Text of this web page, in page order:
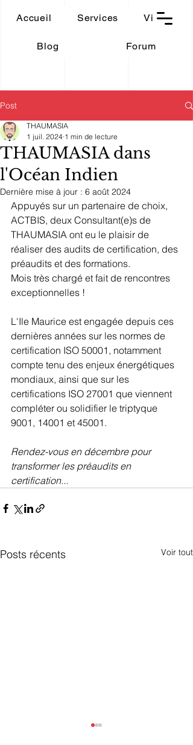
THAUMASIA
Accueil Services Vidéos
Blog Forum
Post
THAUMASIA dans
l'Océan Indien
THAUMASIA
1 juil. 2024 1 min de lecture
Dernière mise à jour : 6 août 2024
Appuyés sur un partenaire de choix,
ACTBIS, deux Consultant(e)s de
THAUMASIA ont eu le plaisir de
réaliser des audits de certification, des
préaudits et des formations.
Mois très chargé et fait de rencontres
exceptionnelles !
L'Ile Maurice est engagée depuis ces
dernières années sur les normes de
certification ISO 50001, notamment
compte tenu des enjeux énergétiques
mondiaux, ainsi que sur les
certifications ISO 27001 que viennent
compléter ou solidifier le triptyque
9001, 14001 et 45001.
Rendez-vous en décembre pour
transformer les préaudits en
certification...
Posts récents Voir tout